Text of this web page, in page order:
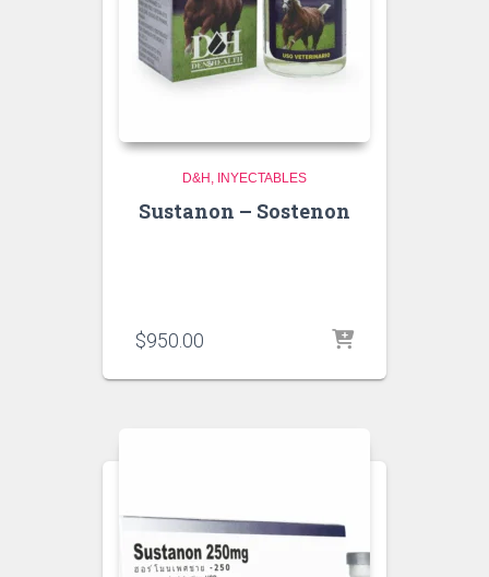
D&H INYECTABLES
Sustanon – Sostenon
$950.00